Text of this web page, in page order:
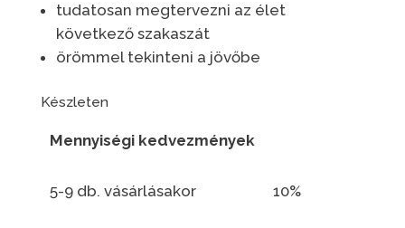
tudatosan megtervezni az élet
következő szakaszát
örömmel tekinteni a jövőbe
Készleten
Mennyiségi kedvezmények
5-9 db. vásárlásakor 10%